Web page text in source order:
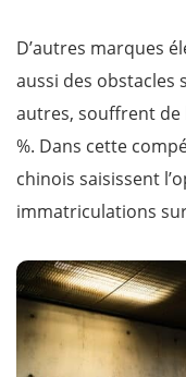
D’autres marques
aussi des obstacles
autres, souffrent de
%. Dans cette
chinois saisissent
immatriculations